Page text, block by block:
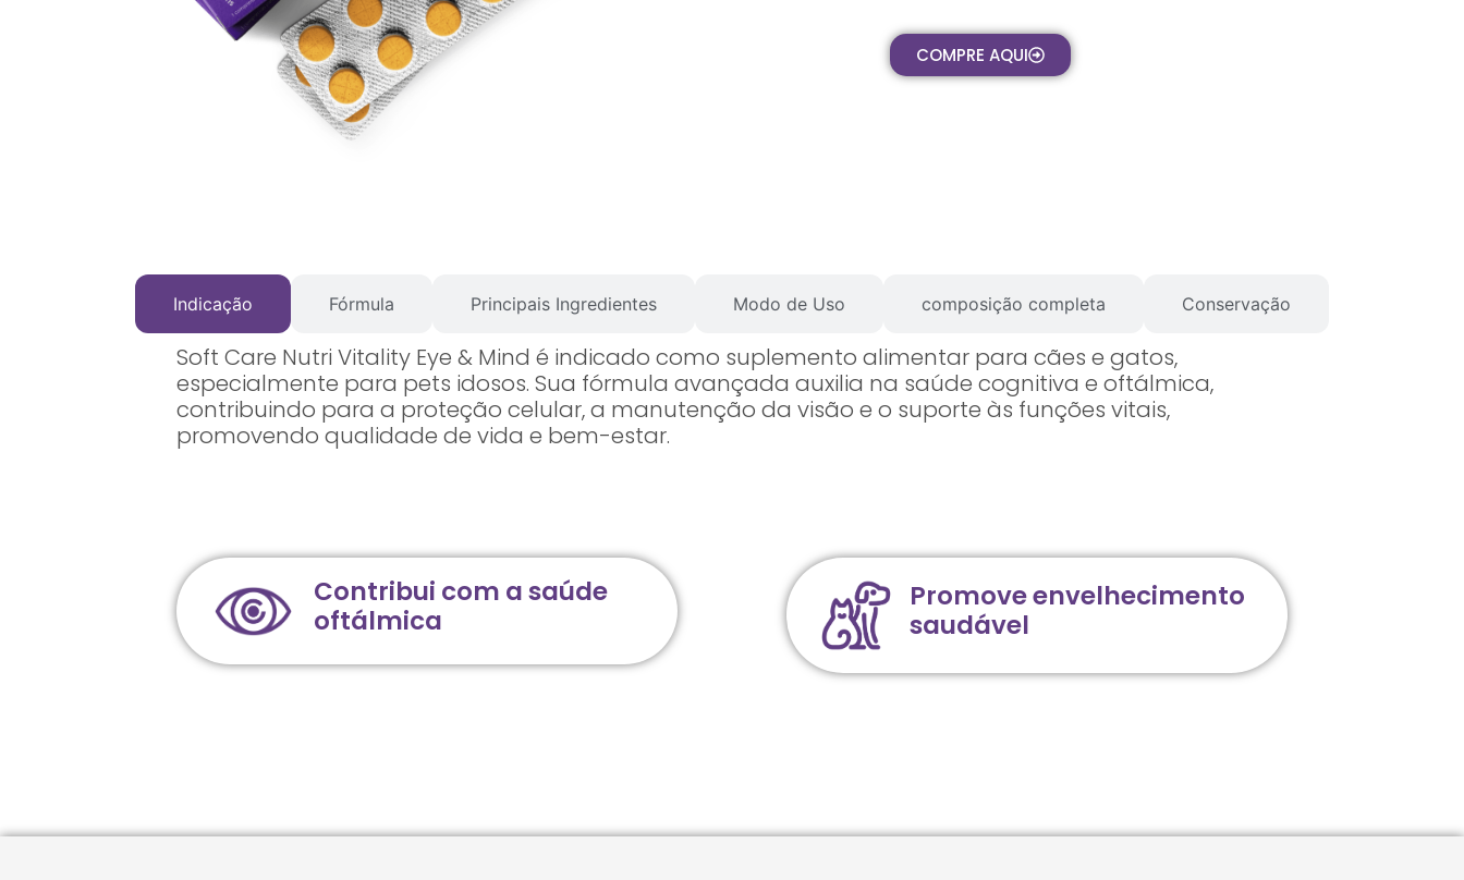
COMPRE AQUI
Indicação Fórmula Principais Ingredientes Modo de Uso composição completa Conservação
Soft Care Nutri Vitality Eye & Mind é indicado como suplemento alimentar para cães e gatos,
especialmente para pets idosos. Sua fórmula avançada auxilia na saúde cognitiva e oftálmica,
contribuindo para a proteção celular, a manutenção da visão e o suporte às funções vitais,
promovendo qualidade de vida e bem-estar.
Contribui com a saúde
oftálmica
Promove envelhecimento
saudável